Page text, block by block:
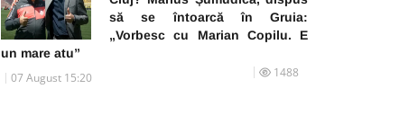
să se întoarcă în Gruia:
„Vorbesc cu Marian Copilu. E
un mare atu”
07 August 15:20 1488